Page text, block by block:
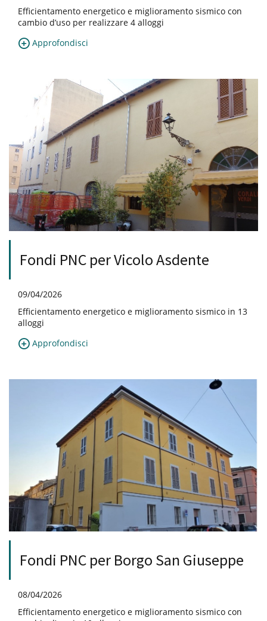
Efficientamento energetico e miglioramento sismico con
cambio d’uso per realizzare 4 alloggi
Approfondisci
Fondi PNC per Vicolo Asdente
09/04/2026
Efficientamento energetico e miglioramento sismico in 13
alloggi
Approfondisci
Fondi PNC per Borgo San Giuseppe
08/04/2026
Efficientamento energetico e miglioramento sismico con